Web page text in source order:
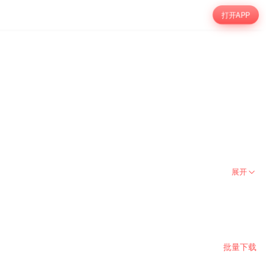
打开APP
展开
批量下载